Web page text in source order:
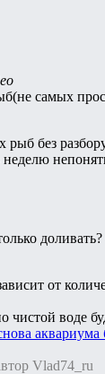
самых
рыб без
от
чистой воде
аквариума
Vlad74_ru